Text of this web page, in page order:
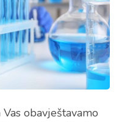
obavještavamo